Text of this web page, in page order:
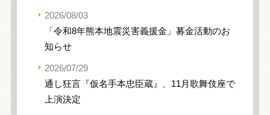
2026/08/03
「令和8年熊本地震災害義援金」募金活動のお
知らせ
2026/07/29
通し狂言『仮名手本忠臣蔵』、11月歌舞伎座で
上演決定